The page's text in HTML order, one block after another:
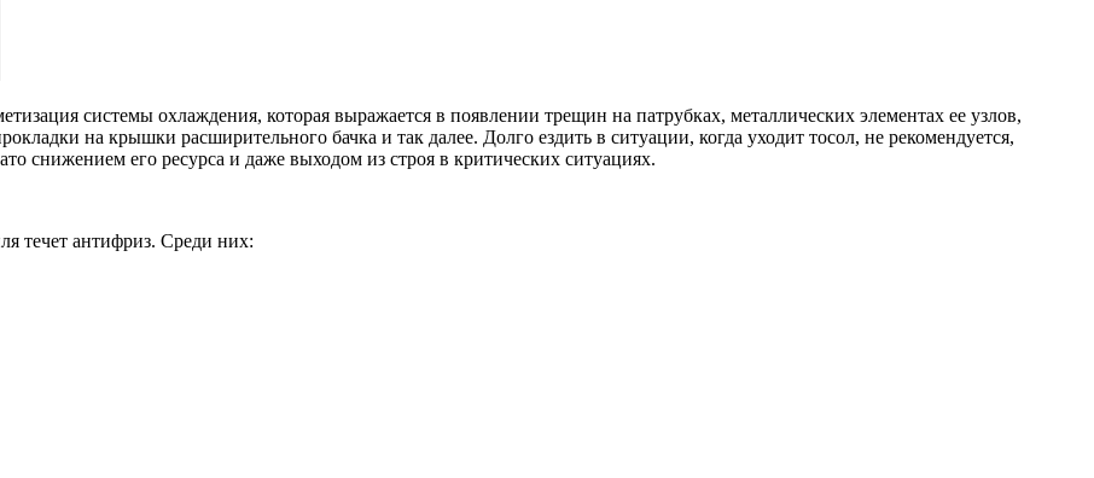
системы охлаждения, которая выражается в появлении трещин на патрубках, металлических элементах ее узлов,
на крышки расширительного бачка и так далее. Долго ездить в ситуации, когда уходит тосол, не рекомендуется,
снижением его ресурса и даже выходом из строя в критических ситуациях.
течет антифриз. Среди них: